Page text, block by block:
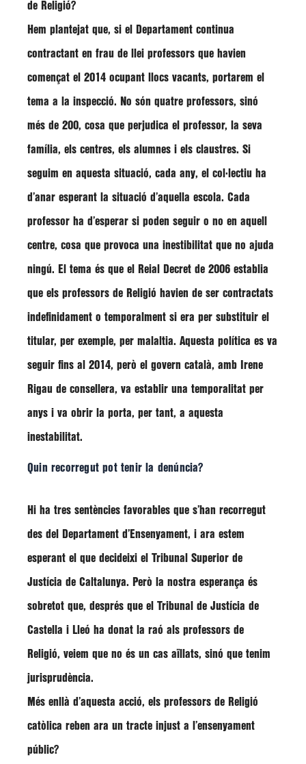
de Religió?
Hem plantejat que, si el Departament continua
contractant en frau de llei professors que havien
començat el 2014 ocupant llocs vacants, portarem el
tema a la inspecció. No són quatre professors, sinó
més de 200, cosa que perjudica el professor, la seva
família, els centres, els alumnes i els claustres. Si
seguim en aquesta situació, cada any, el col·lectiu ha
d’anar esperant la situació d’aquella escola. Cada
professor ha d’esperar si poden seguir o no en aquell
centre, cosa que provoca una inestibilitat que no ajuda
ningú. El tema és que el Reial Decret de 2006 establia
que els professors de Religió havien de ser contractats
indefinidament o temporalment si era per substituir el
titular, per exemple, per malaltia. Aquesta política es va
seguir fins al 2014, però el govern català, amb Irene
Rigau de consellera, va establir una temporalitat per
anys i va obrir la porta, per tant, a aquesta
inestabilitat.
Quin recorregut pot tenir la denúncia?
Hi ha tres sentències favorables que s’han recorregut
des del Departament d’Ensenyament, i ara estem
esperant el que decideixi el Tribunal Superior de
Justícia de Caltalunya. Però la nostra esperança és
sobretot que, després que el Tribunal de Justícia de
Castella i Lleó ha donat la raó als professors de
Religió, veiem que no és un cas aïllats, sinó que tenim
jurisprudència.
Més enllà d’aquesta acció, els professors de Religió
catòlica reben ara un tracte injust a l’ensenyament
públic?